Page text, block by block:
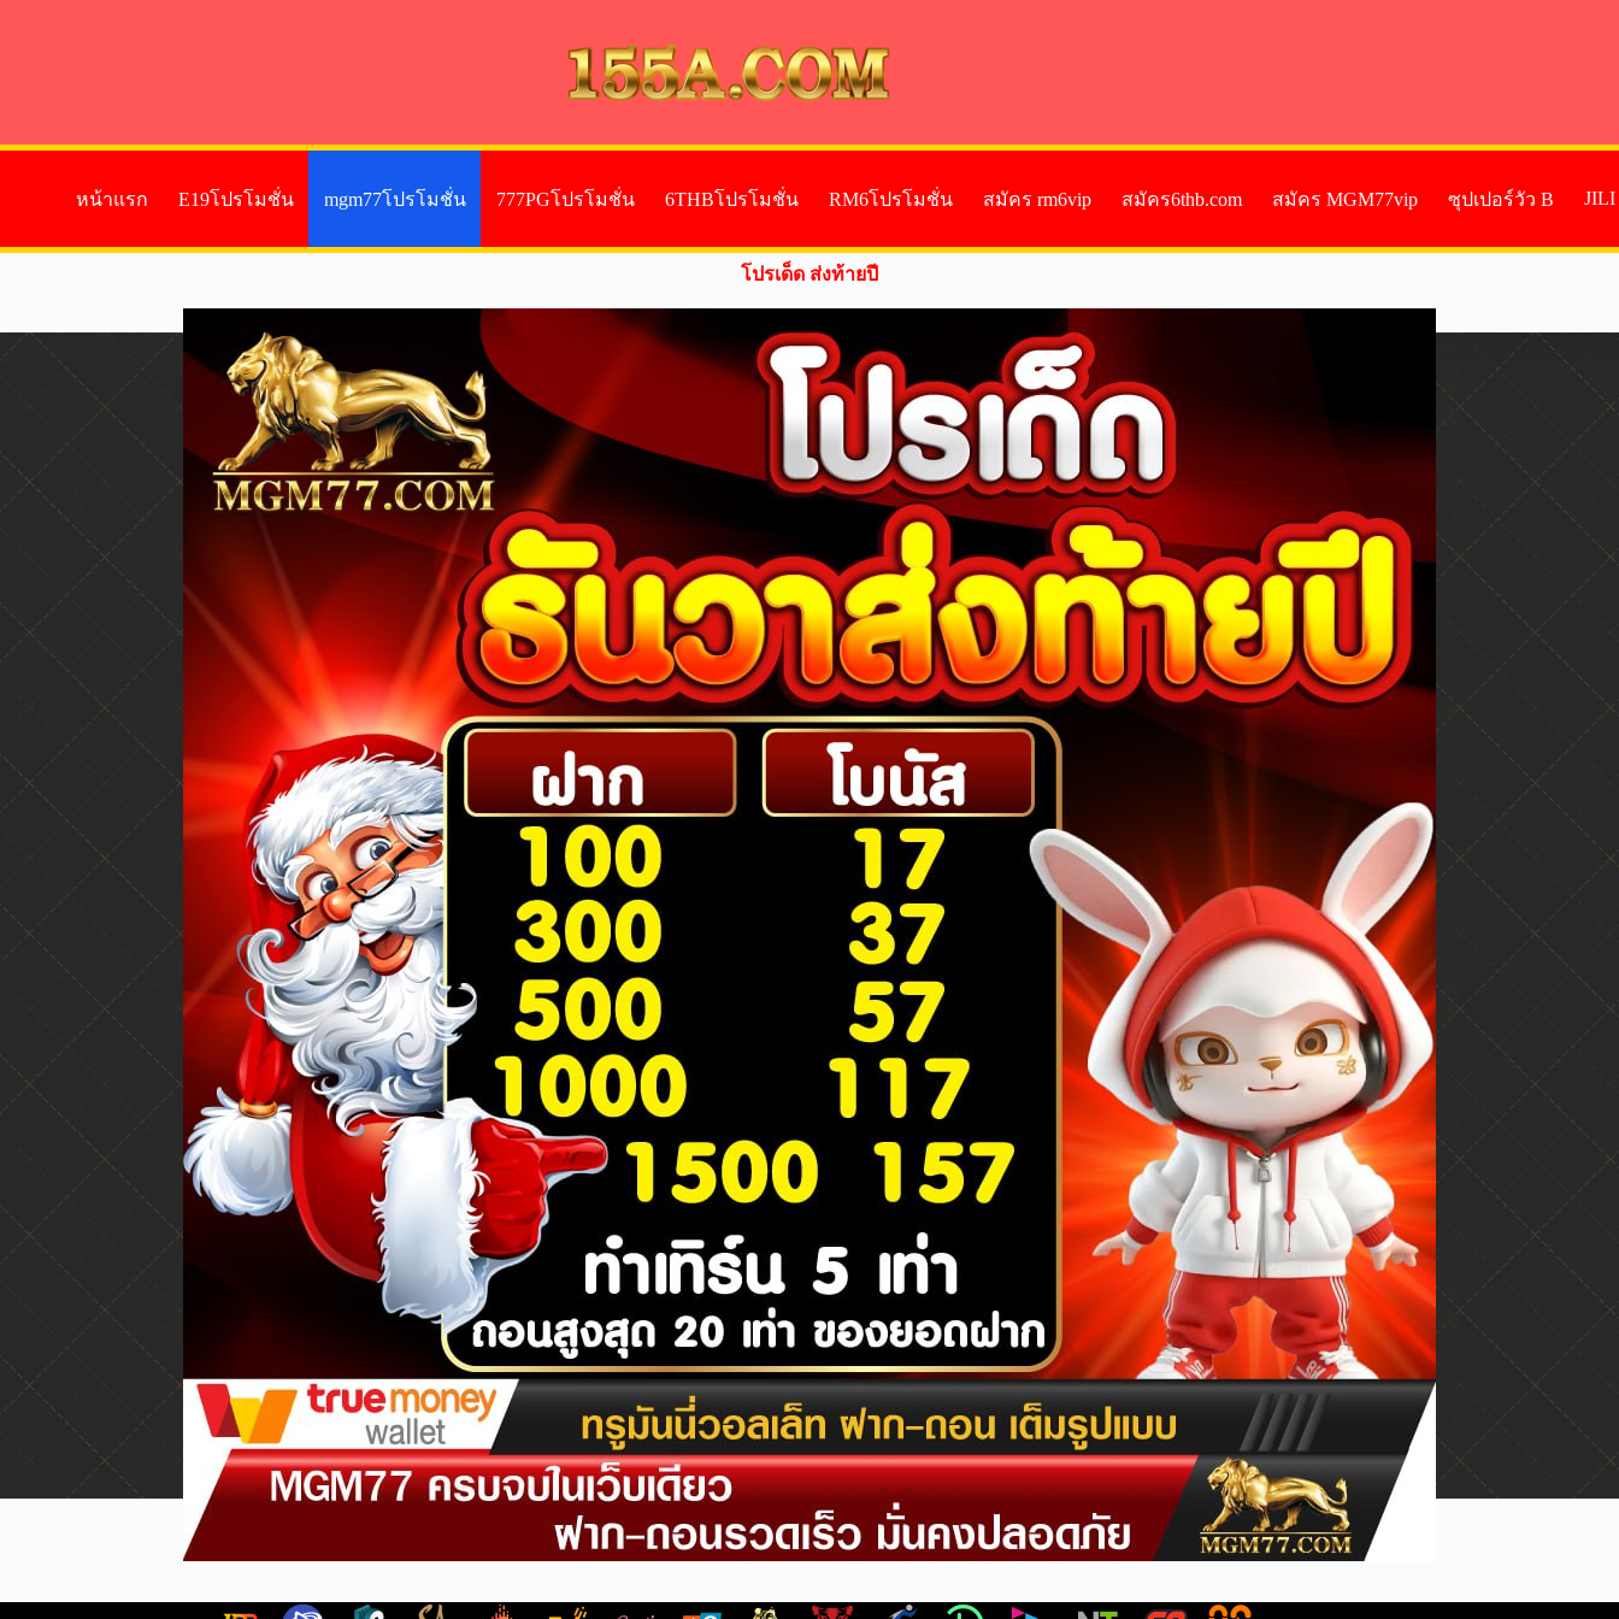
หน้าแรก E19โปรโมชั่น mgm77โปรโมชั่น 777PGโปรโมชั่น 6THBโปรโมชั่น RM6โปรโมชั่น สมัคร rm6vip สมัคร6thb.com สมัคร MGM77vip ซุปเปอร์วัว B JILI
โปรเด็ด ส่งท้ายปี